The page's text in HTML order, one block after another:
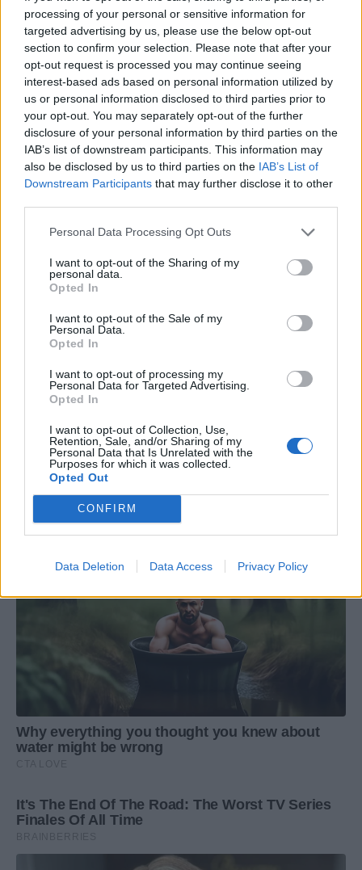
processing of your personal or sensitive information for
targeted advertising by us, please use the below opt-out
section to confirm your selection. Please note that after your
opt-out request is processed you may continue seeing
interest-based ads based on personal information utilized by
us or personal information disclosed to third parties prior to
your opt-out. You may separately opt-out of the further
disclosure of your personal information by third parties on the
IAB’s list of downstream participants. This information may
also be disclosed by us to third parties on the IAB’s List of
Downstream Participants that may further disclose it to other
Personal Data Processing Opt Outs
I want to opt-out of the Sharing of my
personal data.
Opted In
I want to opt-out of the Sale of my
Personal Data.
Opted In
I want to opt-out of processing my
Personal Data for Targeted Advertising.
Opted In
I want to opt-out of Collection, Use,
Retention, Sale, and/or Sharing of my
Personal Data that Is Unrelated with the
Purposes for which it was collected.
Opted Out
CONFIRM
Data Deletion Data Access Privacy Policy